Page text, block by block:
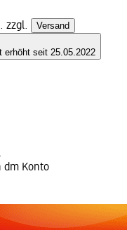
zzgl. Versand
erhöht seit 25.05.2022
dm Konto